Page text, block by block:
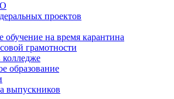
проектов
обучение на время карантина
грамотности
колледже
образование
выпускников